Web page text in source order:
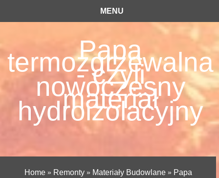
MENU
Papa
termozgrzewalna
- czyli
nowoczesny
materiał
hydroizolacyjny
Home» Remonty» Materiały Budowlane» Papa